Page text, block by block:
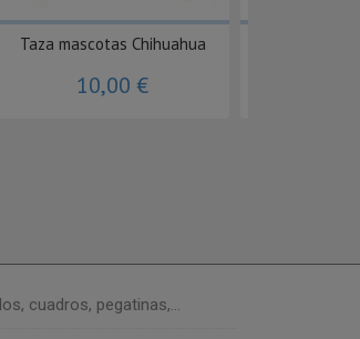
Taza mascotas Chihuahua
10,00 €
cuadros, pegatinas,...